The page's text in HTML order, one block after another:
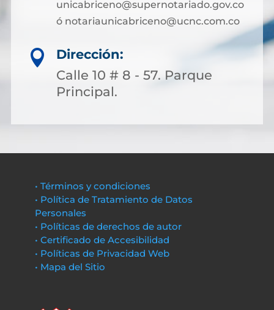
unicabriceno@supernotariado.gov.co
ó notariaunicabriceno@ucnc.com.co

Dirección:
Calle 10 # 8 - 57. Parque
Principal.
• Términos y condiciones
• Política de Tratamiento de Datos
Personales
• Políticas de derechos de autor
• Certificado de Accesibilidad
• Políticas de Privacidad Web
• Mapa del Sitio